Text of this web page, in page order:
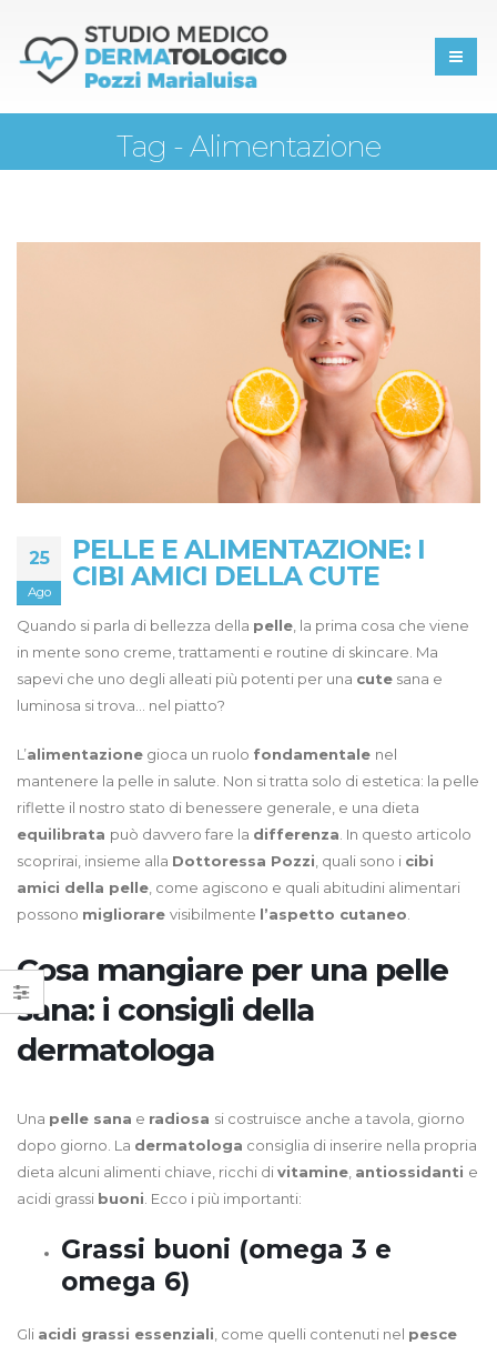
Tag - Alimentazione
25
Ago
PELLE E ALIMENTAZIONE: I
CIBI AMICI DELLA CUTE
Quando si parla di bellezza della pelle , la prima cosa che viene
in mente sono creme, trattamenti e routine di skincare. Ma
sapevi che uno degli alleati più potenti per una cute sana e
luminosa si trova… nel piatto?
L’alimentazione gioca un ruolo fondamentale nel
mantenere la pelle in salute. Non si tratta solo di estetica: la pelle
riflette il nostro stato di benessere generale, e una dieta
equilibrata può davvero fare la differenza . In questo articolo
scoprirai, insieme alla Dottoressa Pozzi , quali sono i cibi
amici della pelle , come agiscono e quali abitudini alimentari
possono migliorare visibilmente l’aspetto cutaneo
Cosa mangiare per una pelle
sana: i consigli della
dermatologa
Una pelle sana e radiosa si costruisce anche a tavola, giorno
dopo giorno. La dermatologa consiglia di inserire nella propria
dieta alcuni alimenti chiave, ricchi divitamine antiossidanti e
acidi grassi buoni . Ecco i più importanti:
Grassi buoni (omega 3 e
omega 6)
Gli acidi grassi essenziali , come quelli contenuti nel pesce